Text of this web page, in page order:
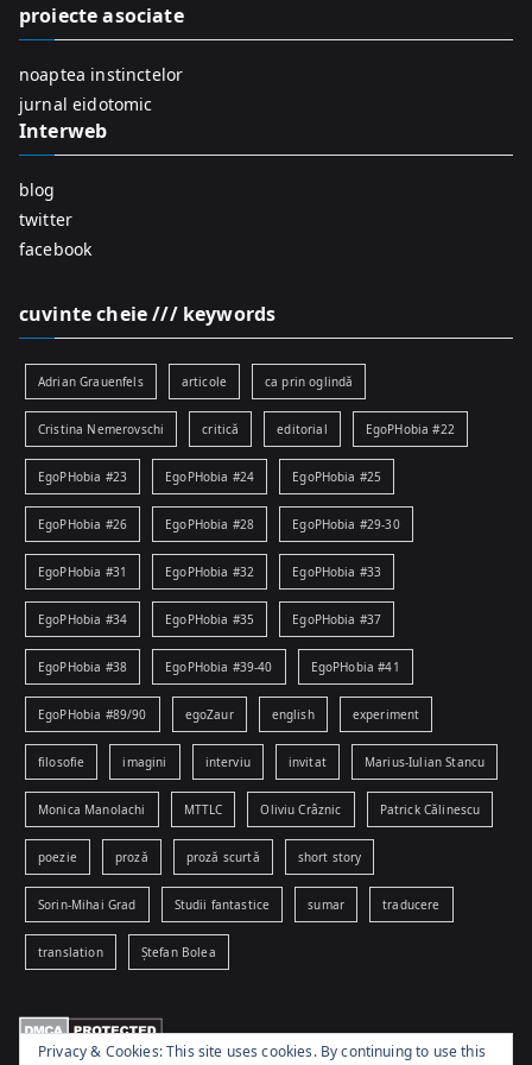
o
proiecte asociate
noaptea instinctelor
jurnal eidotomic
Interweb
blog
twitter
facebook
cuvinte cheie /// keywords
Adrian Grauenfels articole ca prin oglindă
Cristina Nemerovschi critică editorial EgoPHobia #22
EgoPHobia #23 EgoPHobia #24 EgoPHobia #25
EgoPHobia #26 EgoPHobia #28 EgoPHobia #29-30
EgoPHobia #31 EgoPHobia #32 EgoPHobia #33
EgoPHobia #34 EgoPHobia #35 EgoPHobia #37
EgoPHobia #38 EgoPHobia #39-40 EgoPHobia #41
EgoPHobia #89/90 egoZaur english experiment
filosofie imagini interviu invitat Marius-Iulian Stancu
Monica Manolachi MTTLC Oliviu Crâznic Patrick Călinescu
poezie proză proză scurtă short story
Sorin-Mihai Grad Studii fantastice sumar traducere
translation Ștefan Bolea
Privacy & Cookies: This site uses cookies. By continuing to use this